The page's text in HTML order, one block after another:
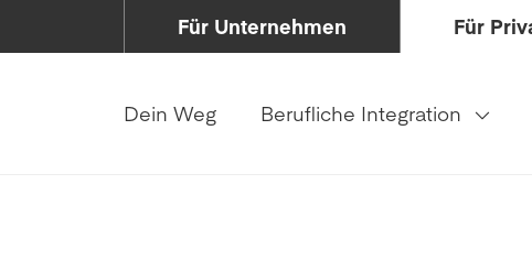
Für Unternehmen Für
Dein Weg Berufliche Integration